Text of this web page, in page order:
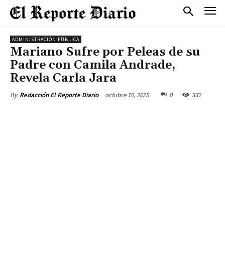
ADMINISTRACIÓN PÚBLICA
Mariano Sufre por Peleas de su
Padre con Camila Andrade,
Revela Carla Jara
By Redacción El Reporte Diario octubre 10, 2025 0 332